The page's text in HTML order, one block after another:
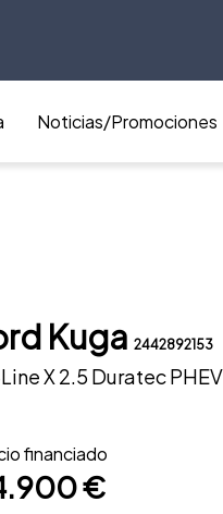
Noticias/Promociones
Kuga 2442892153
X 2.5 Duratec
financiado
€